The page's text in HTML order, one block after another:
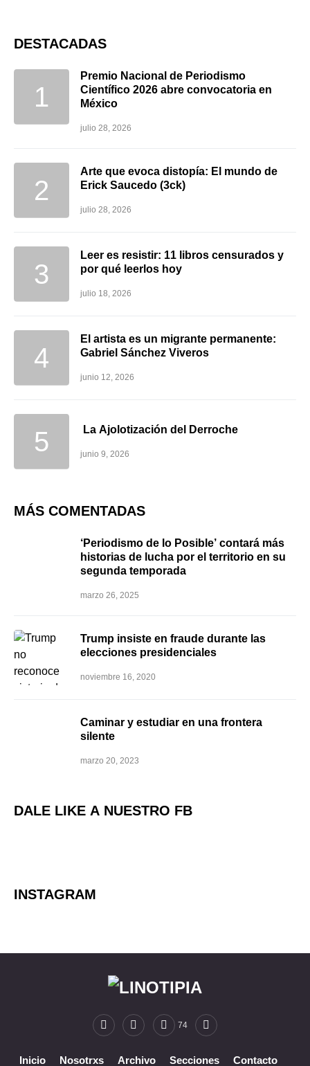
DESTACADAS
Premio Nacional de Periodismo
Científico 2026 abre convocatoria en
México
julio 28, 2026
Arte que evoca distopía: El mundo de
Erick Saucedo (3ck)
julio 28, 2026
Leer es resistir: 11 libros censurados y
por qué leerlos hoy
julio 18, 2026
El artista es un migrante permanente:
Gabriel Sánchez Viveros
junio 12, 2026
La Ajolotización del Derroche
junio 9, 2026
MÁS COMENTADAS
‘Periodismo de lo Posible’ contará más
historias de lucha por el territorio en su
segunda temporada
marzo 26, 2025
Trump insiste en fraude durante las
elecciones presidenciales
noviembre 16, 2020
Caminar y estudiar en una frontera
silente
marzo 20, 2023
DALE LIKE A NUESTRO FB
INSTAGRAM
74
Inicio Nosotrxs Archivo Secciones Contacto